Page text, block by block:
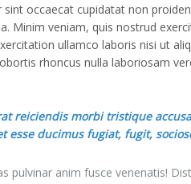
sint occaecat cupidatat non
Minim veniam, quis nostrud
ullamco laboris nisi ut
rhoncus nulla laboriosam
reiciendis morbi tristique
esse ducimus fugiat, fugit,
pulvinar anim fusce venenatis!